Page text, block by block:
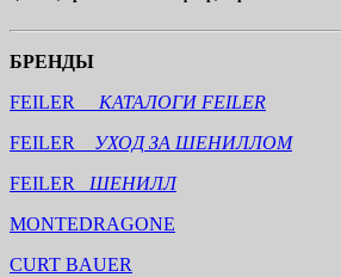
БРЕНДЫ
FEILER КАТАЛОГИ FEILER
FEILER
УХОД ЗА ШЕНИЛЛОМ
FEILER ШЕНИЛЛ
MONTEDRAGONE
CURT BAUER